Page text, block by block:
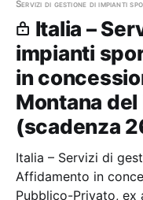
Servizi di gestione di impianti
Italia –
impianti
in
Montana
(scadenza
Italia – Servizi di
Affidamento in
Pubblico-Privato, ex